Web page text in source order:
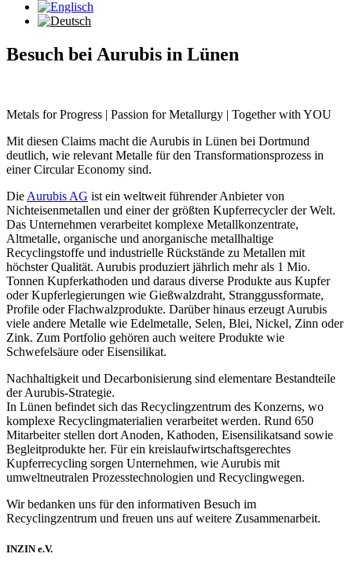
Besuch bei Aurubis in Lünen
Metals for Progress | Passion for Metallurgy | Together with YOU
Mit diesen Claims macht die Aurubis in Lünen bei Dortmund
deutlich, wie relevant Metalle für den Transformationsprozess in
einer Circular Economy sind.
Die Aurubis AG ist ein weltweit führender Anbieter von
Nichteisenmetallen und einer der größten Kupferrecycler der Welt.
Das Unternehmen verarbeitet komplexe Metallkonzentrate,
Altmetalle, organische und anorganische metallhaltige
Recyclingstoffe und industrielle Rückstände zu Metallen mit
höchster Qualität. Aurubis produziert jährlich mehr als 1 Mio.
Tonnen Kupferkathoden und daraus diverse Produkte aus Kupfer
oder Kupferlegierungen wie Gießwalzdraht, Stranggussformate,
Profile oder Flachwalzprodukte. Darüber hinaus erzeugt Aurubis
viele andere Metalle wie Edelmetalle, Selen, Blei, Nickel, Zinn oder
Zink. Zum Portfolio gehören auch weitere Produkte wie
Schwefelsäure oder Eisensilikat.
Nachhaltigkeit und Decarbonisierung sind elementare Bestandteile
der Aurubis-Strategie.
In Lünen befindet sich das Recyclingzentrum des Konzerns, wo
komplexe Recyclingmaterialien verarbeitet werden. Rund 650
Mitarbeiter stellen dort Anoden, Kathoden, Eisensilikatsand sowie
Begleitprodukte her. Für ein kreislaufwirtschaftsgerechtes
Kupferrecycling sorgen Unternehmen, wie Aurubis mit
umweltneutralen Prozesstechnologien und Recyclingwegen.
Wir bedanken uns für den informativen Besuch im
Recyclingzentrum und freuen uns auf weitere Zusammenarbeit.
INZIN e.V.